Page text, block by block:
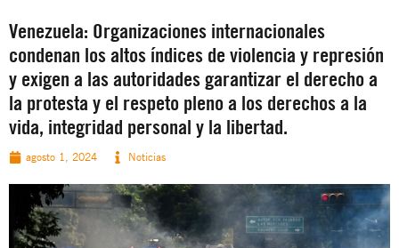
Venezuela: Organizaciones internacionales
condenan los altos índices de violencia y represión
y exigen a las autoridades garantizar el derecho a
la protesta y el respeto pleno a los derechos a la
vida, integridad personal y la libertad.
agosto 1, 2024 Noticias